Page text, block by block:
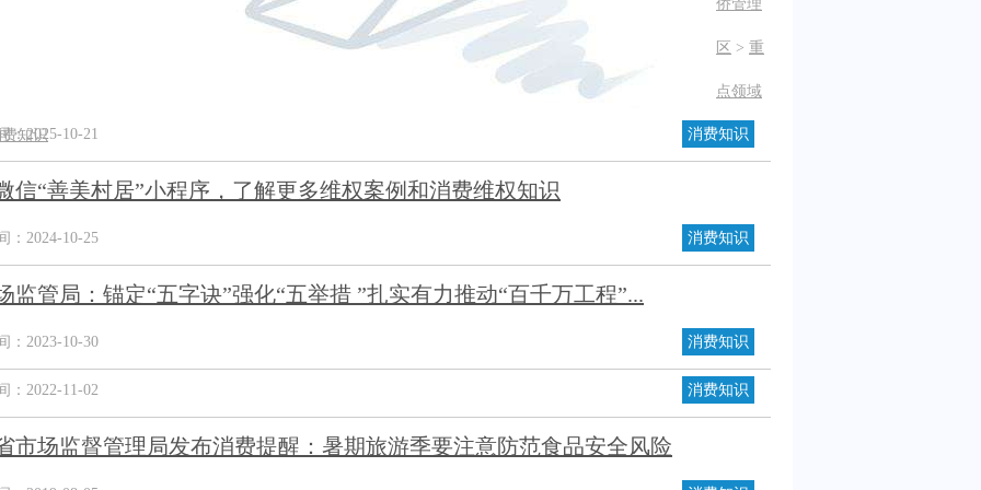
侨管理
区 > 重
点领域
知识
：2025-10-21 消费知识
信“善美村居”小程序，了解更多维权案例和消费维权知识
：2024-10-25 消费知识
监管局：锚定“五字诀”强化“五举措 ”扎实有力推动“百千万工程”...
：2023-10-30 消费知识
：2022-11-02 消费知识
市场监督管理局发布消费提醒：暑期旅游季要注意防范食品安全风险